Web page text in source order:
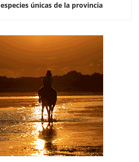
especies únicas de la provincia